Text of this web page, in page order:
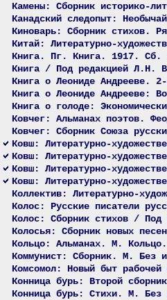
Камены: Сборник историко-
Канадский следопыт:
Киноварь: Сборник стихов.
Китай: Литературно-
Книга. Пг. Книга. 1917. Сб.
Книга / Под редакцией Л.Н.
Книга о Леониде Андрееве.
Книга о Леониде Андрееве:
Книга о голоде:
Ковчег: Альманах поэтов.
Ковчег: Сборник Союза
Ковш: Литературно-
Ковш: Литературно-
Ковш: Литературно-
Ковш: Литературно-
Коллектив: Литературно-
Колос: Русские писатели
Колос: Сборник стихов / Под
Колосья: Сборник новых
Кольцо: Альманах. М.
Коммунист: Сборник. М. Без
Комсомол: Новый быт
Конница бурь: Второй
Конница бурь: Стихи. М. Без